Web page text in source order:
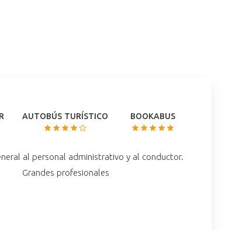
AUTOBÚS TURÍSTICO BOOKABUS
al personal administrativo y al conductor.
Grandes profesionales